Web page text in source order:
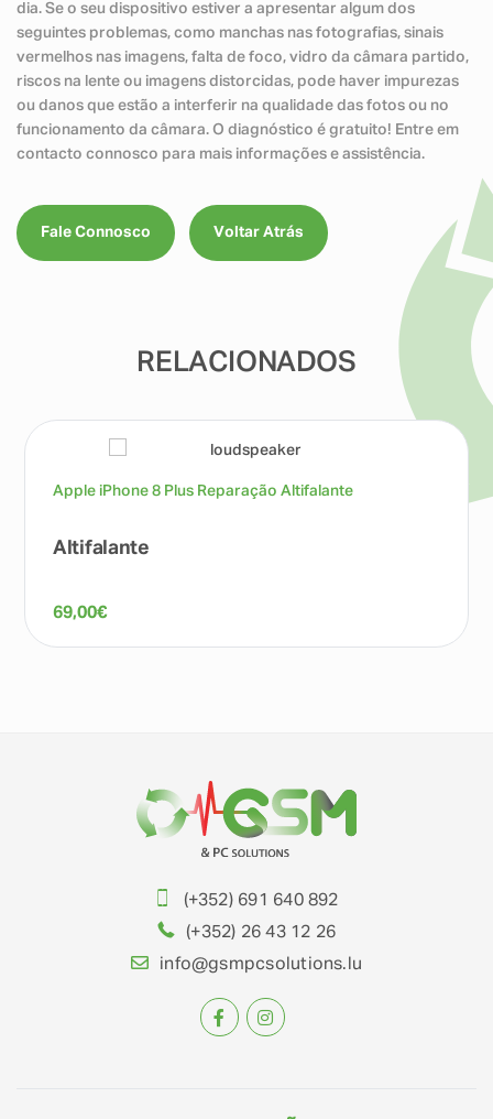
dia. Se o seu dispositivo estiver a apresentar algum dos
seguintes problemas, como manchas nas fotografias, sinais
vermelhos nas imagens, falta de foco, vidro da câmara partido,
riscos na lente ou imagens distorcidas, pode haver impurezas
ou danos que estão a interferir na qualidade das fotos ou no
funcionamento da câmara. O diagnóstico é gratuito! Entre em
contacto connosco para mais informações e assistência.
Fale Connosco Voltar Atrás
RELACIONADOS
Apple iPhone 8 Plus Reparação Altifalante
Altifalante
69,00€
(+352) 691 640 892
(+352) 26 43 12 26
info@gsmpcsolutions.lu